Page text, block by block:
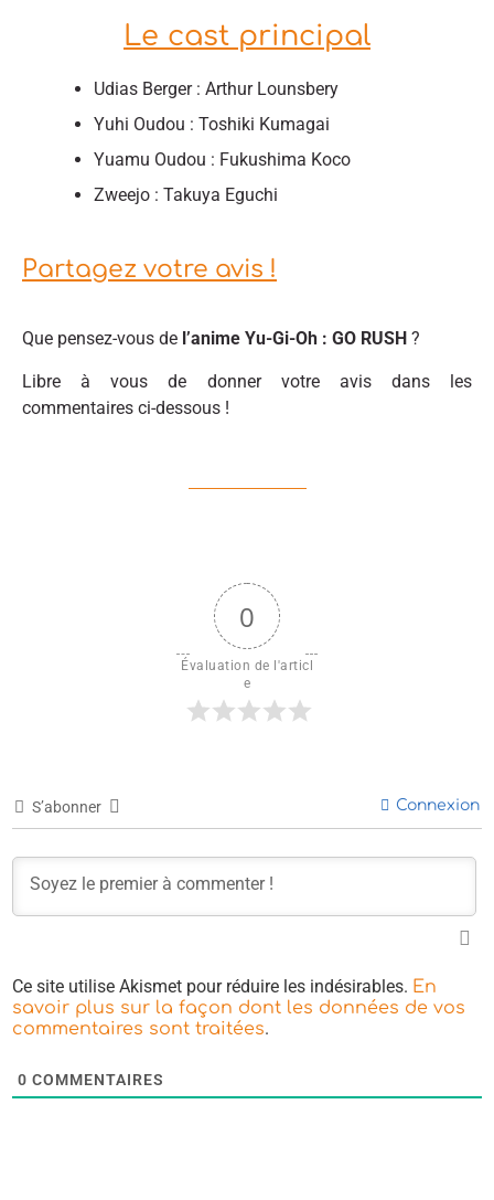
Le cast principal
Udias Berger : Arthur Lounsbery
Yuhi Oudou : Toshiki Kumagai
Yuamu Oudou : Fukushima Koco
Zweejo : Takuya Eguchi
Partagez votre avis !
Que pensez-vous de l’anime Yu-Gi-Oh : GO RUSH ?
Libre à vous de donner votre avis dans les
commentaires ci-dessous !
0
Évaluation de l'articl
e
S’abonner Connexion
Ce site utilise Akismet pour réduire les indésirables. En
savoir plus sur la façon dont les données de vos
commentaires sont traitées.
0 COMMENTAIRES